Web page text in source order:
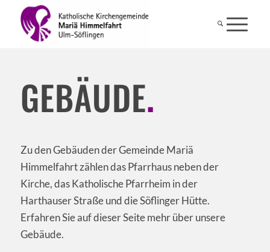
GEBÄUDE.
Zu den Gebäuden der Gemeinde Mariä
Himmelfahrt zählen das Pfarrhaus neben der
Kirche, das Katholische Pfarrheim in der
Harthauser Straße und die Söflinger Hütte.
Erfahren Sie auf dieser Seite mehr über unsere
Gebäude.